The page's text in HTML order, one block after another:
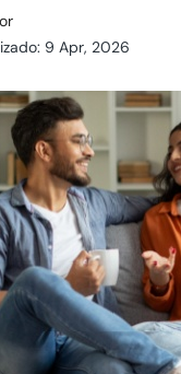
9 Apr, 2026